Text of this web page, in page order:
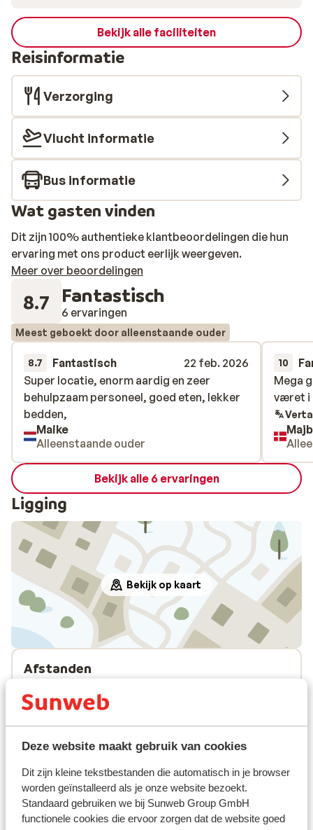
Deze website maakt gebruik van cookies
Dit zijn kleine tekstbestanden die automatisch in je browser
worden geïnstalleerd als je onze website bezoekt.
Standaard gebruiken we bij Sunweb Group GmbH
functionele cookies die ervoor zorgen dat de website goed
Bekijk alle faciliteiten
Reisinformatie
Verzorging
Vlucht informatie
Bus informatie
Wat gasten vinden
Dit zijn 100% authentieke klantbeoordelingen die hun
ervaring met ons product eerlijk weergeven.
Meer over beoordelingen
8.7 Fantastisch
6 ervaringen
Meest geboekt door alleenstaande ouder
8.7 Fantastisch
22 feb. 2026
Super locatie, enorm aardig en zeer
behulpzaam personeel, goed eten, lekker
bedden,
Super locatie, enorm aardig en zeer
behulpzaam personeel, goed eten, lekker
bedden,
Maike
Alleenstaande ouder
10
Mega
været i
Mega
været i
Bekijk alle 6 ervaringen
Ligging
Bekijk op kaart
Afstanden
Treinstation: 250 m
Skilift: 30 m
Winkels: 10 m
(Mini)supermarkt: 250 m
Restaurant: 10 m
Aan een hoofdweg